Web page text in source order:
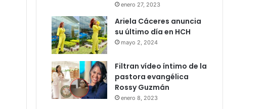
enero 27, 2023
Ariela Cáceres anuncia
su último día en HCH
mayo 2, 2024
Filtran vídeo íntimo de la
pastora evangélica
Rossy Guzmán
enero 8, 2023